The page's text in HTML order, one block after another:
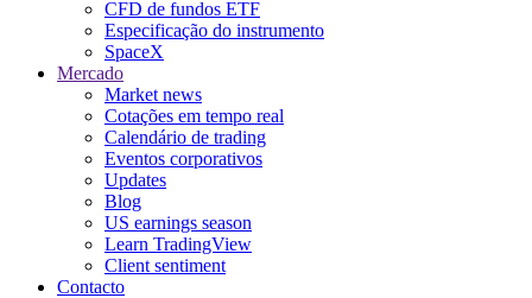
CFD de fundos ETF
Especificação do instrumento
SpaceX
Mercado
Market news
Cotações em tempo real
Calendário de trading
Eventos corporativos
Updates
Blog
US earnings season
Learn TradingView
Client sentiment
Contacto